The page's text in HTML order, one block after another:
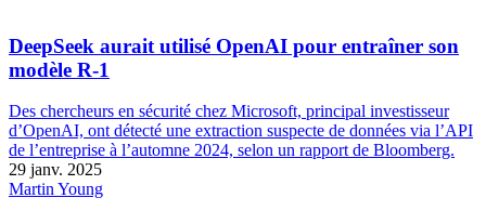
DeepSeek aurait utilisé OpenAI pour entraîner son
modèle R-1
Des chercheurs en sécurité chez Microsoft, principal investisseur
d’OpenAI, ont détecté une extraction suspecte de données via l’API
de l’entreprise à l’automne 2024, selon un rapport de Bloomberg.
29 janv. 2025
Martin Young